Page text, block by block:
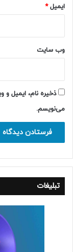
ایمیل*
وب‌ سایت
ذخیره نام، ایمیل و
می‌نویسم.
تبلیغات